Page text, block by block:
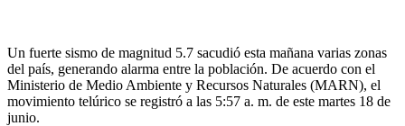
Un fuerte sismo de magnitud 5.7 sacudió esta mañana varias zonas
del país, generando alarma entre la población. De acuerdo con el
Ministerio de Medio Ambiente y Recursos Naturales (MARN), el
movimiento telúrico se registró a las 5:57 a. m. de este martes 18 de
junio.